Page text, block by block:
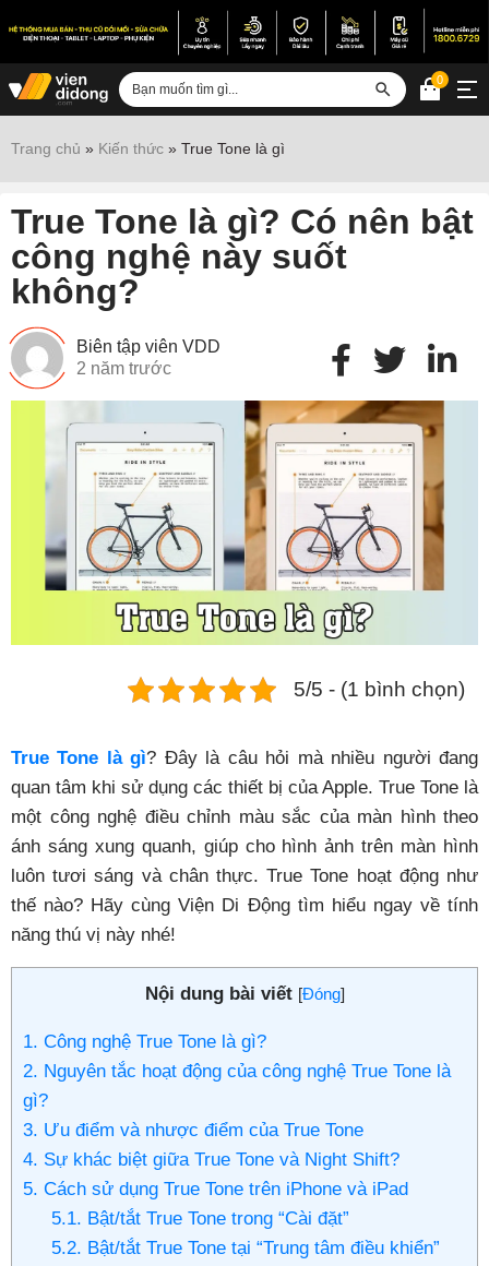
Sửa Android
Sửa Vertu
Sửa iPad
Sửa Macbook
Sửa Laptop
Sửa chữa thiết bị khác
Tổng đài:1800.6729(miễn phí)
Tin công nghệ
Đặt lịch ngay
0
Trang chủ » Kiến thức » True Tone là gì
True Tone là gì? Có nên bật
công nghệ này suốt
không?
Biên tập viên VDD
2 năm trước
5/5 - (1 bình chọn)
True Tone là gì? Đây là câu hỏi mà nhiều người đang
quan tâm khi sử dụng các thiết bị của Apple. True Tone là
một công nghệ điều chỉnh màu sắc của màn hình theo
ánh sáng xung quanh, giúp cho hình ảnh trên màn hình
luôn tươi sáng và chân thực. True Tone hoạt động như
thế nào? Hãy cùng Viện Di Động tìm hiểu ngay về tính
năng thú vị này nhé!
Nội dung bài viết [Đóng]
1. Công nghệ True Tone là gì?
2. Nguyên tắc hoạt động của công nghệ True Tone là
gì?
3. Ưu điểm và nhược điểm của True Tone
4. Sự khác biệt giữa True Tone và Night Shift?
5. Cách sử dụng True Tone trên iPhone và iPad
5.1. Bật/tắt True Tone trong “Cài đặt”
5.2. Bật/tắt True Tone tại “Trung tâm điều khiển”